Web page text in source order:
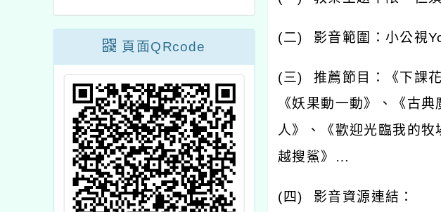
頁面QRcode
(二) 影音範圍：小公視
(三) 推薦節目：《下課
《妖果動一動》、《古
人》、《歡迎光臨我的
越搜鯊》…
( 四) 影音資源連結：